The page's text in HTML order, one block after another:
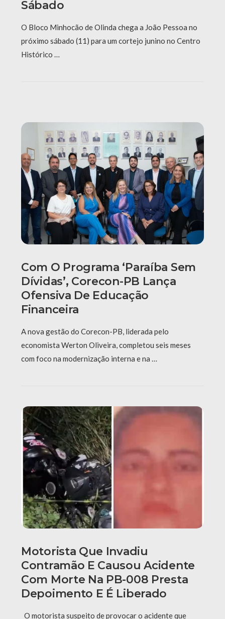
Sábado
O Bloco Minhocão de Olinda chega a João Pessoa no
próximo sábado (11) para um cortejo junino no Centro
Histórico …
Com O Programa ‘Paraíba Sem
Dívidas’, Corecon-PB Lança
Ofensiva De Educação
Financeira
A nova gestão do Corecon-PB, liderada pelo
economista Werton Oliveira, completou seis meses
com foco na modernização interna e na …
Motorista Que Invadiu
Contramão E Causou Acidente
Com Morte Na PB-008 Presta
Depoimento E É Liberado
O motorista suspeito de provocar o acidente que